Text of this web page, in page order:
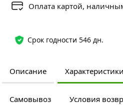
Срок годности 546 дн.
Оплата картой,
Описание Характеристики
Самовывоз Условия